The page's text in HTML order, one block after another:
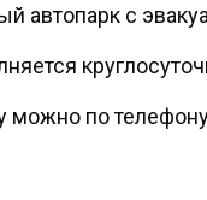
автопарк с
можно по